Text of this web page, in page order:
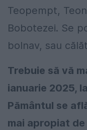
Teopempt,
Bobotezei. Se
bolnav, sau
Trebuie să vă
ianuarie 2025,
Pământul se
mai apropiat